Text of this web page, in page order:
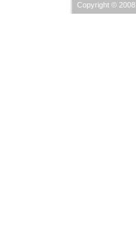
Copyright © 2008